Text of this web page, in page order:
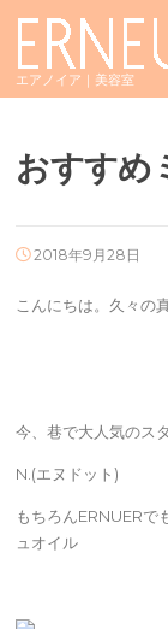
content
エアノイア｜美容室
おすすめ
2018年9月28日
こんにちは。久々の
今、巷で大人気のス
N.(エヌドット)
もちろんERNUERで
ュオイル